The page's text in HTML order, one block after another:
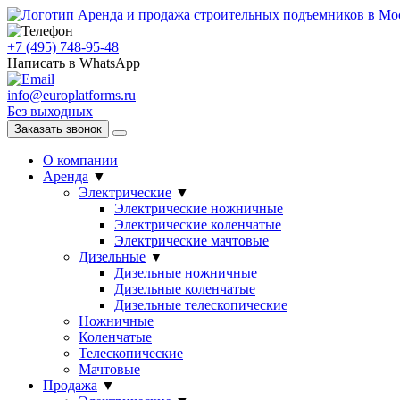
Аренда и продажа строительных подъемников в
+7 (495) 748-95-48
Написать в WhatsApp
info@europlatforms.ru
Без выходных
Заказать звонок
О компании
Аренда ▼
Электрические ▼
Электрические ножничные
Электрические коленчатые
Электрические мачтовые
Дизельные ▼
Дизельные ножничные
Дизельные коленчатые
Дизельные телескопические
Ножничные
Коленчатые
Телескопические
Мачтовые
Продажа ▼